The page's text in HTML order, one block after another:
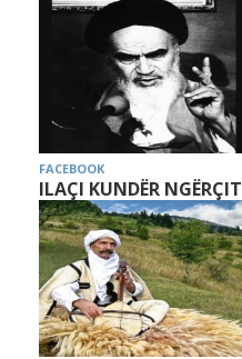
FACEBOOK
ILAÇI KUNDËR NGËRÇIT